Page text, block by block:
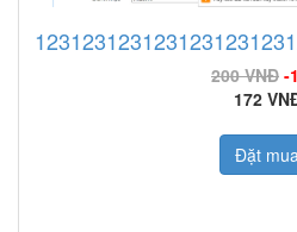
200 VNĐ -
172
Đặt